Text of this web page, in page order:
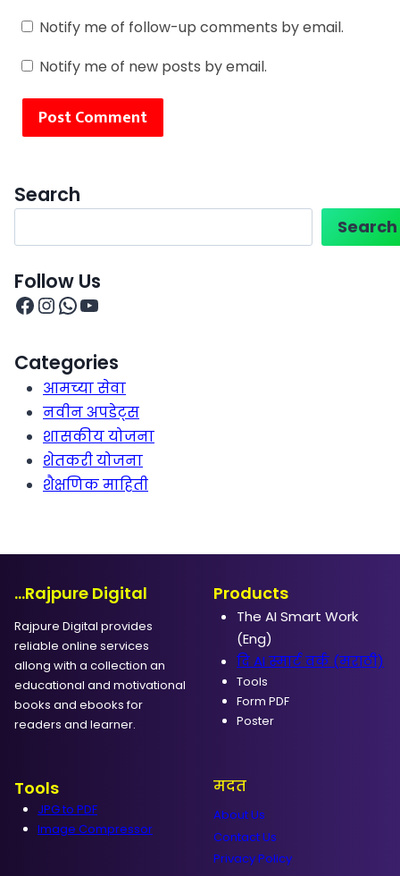
Notify me of follow-up comments by email.
Notify me of new posts by email.
Search
Search
Follow Us
Categories
आमच्या सेवा
नवीन अपडेट्स
शासकीय योजना
शेतकरी योजना
शैक्षणिक माहिती
...Rajpure Digital
Rajpure Digital provides
reliable online services
allong with a collection an
educational and motivational
books and ebooks for
readers and learner.
Products
The AI Smart Work
(Eng)
दि AI स्मार्ट वर्क (मराठी)
Tools
Form PDF
Poster
Tools
JPG to PDF
Image Compressor
मदत
About Us
Contact Us
Privacy Policy